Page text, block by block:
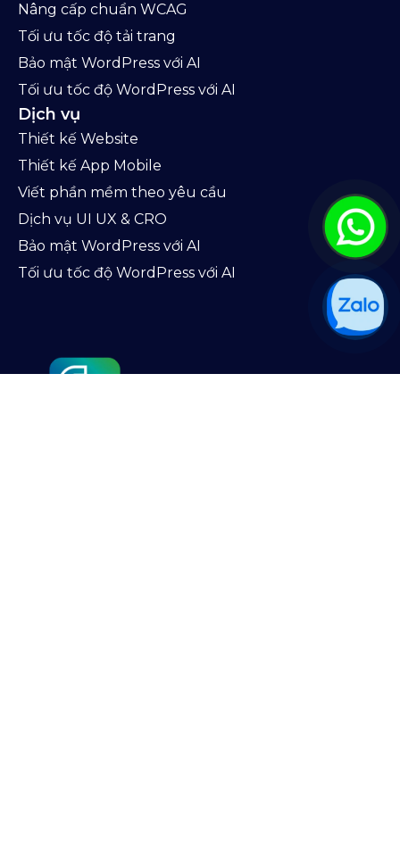
Dịch vụ
Thiết kế Website
Thiết kế App Mobile
Viết phần mềm theo yêu cầu
Dịch vụ UI UX & CRO
Bảo mật WordPress với AI
Tối ưu tốc độ WordPress với AI
Nâng cấp chuẩn WCAG
Tối ưu tốc độ tải trang
Bảo mật WordPress với AI
Tối ưu tốc độ WordPress với AI